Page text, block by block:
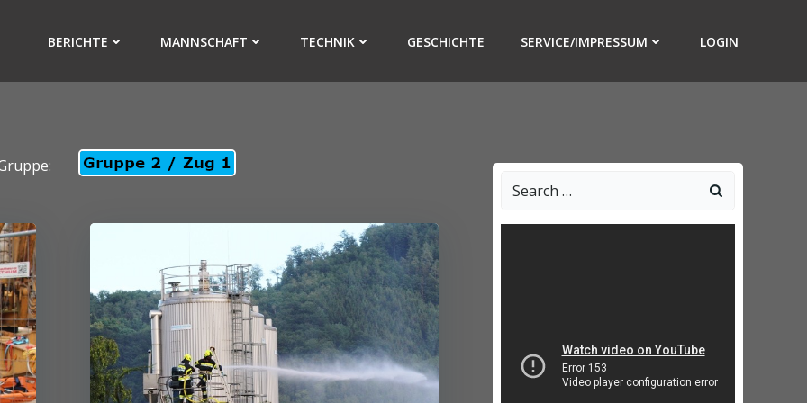
BERICHTE MANNSCHAFT TECHNIK GESCHICHTE SERVICE/IMPRESSUM LOGIN
Search